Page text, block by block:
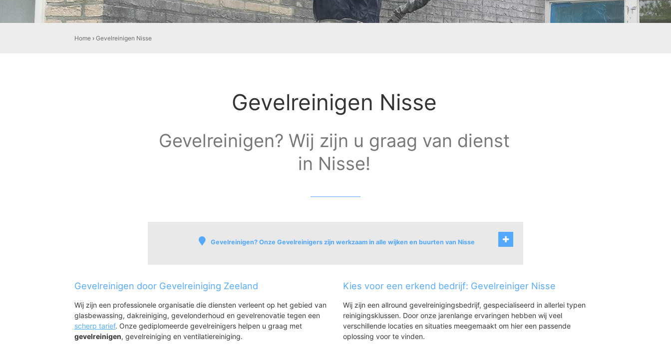
Home ›Gevelreinigen Nisse
Gevelreinigen Nisse
Gevelreinigen? Wij zijn u graag van dienst
in Nisse!
Gevelreinigen? Onze Gevelreinigers zijn werkzaam in alle wijken en buurten van Nisse
Nisse (Kern)
Gevelreinigen door Gevelreiniging Zeeland
Wij zijn een professionele organisatie die diensten verleent op het gebied van
glasbewassing, dakreiniging, gevelonderhoud en gevelrenovatie tegen een
scherp tarief. Onze gediplomeerde gevelreinigers helpen u graag met
gevelreinigen, gevelreiniging en ventilatiereiniging.
Kies voor een erkend bedrijf: Gevelreiniger Nisse
Wij zijn een allround gevelreinigingsbedrijf, gespecialiseerd in allerlei typen
reinigingsklussen. Door onze jarenlange ervaringen hebben wij veel
verschillende locaties en situaties meegemaakt om hier een passende
oplossing voor te vinden.